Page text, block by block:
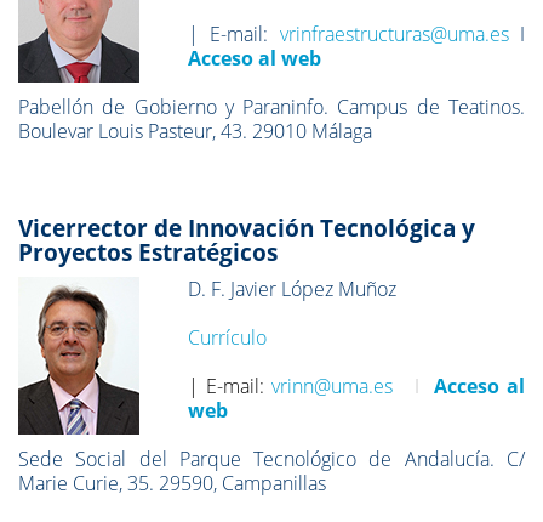
| E-mail: vrinfraestructuras@uma.es I
Acceso al web
Pabellón de Gobierno y Paraninfo. Campus de Teatinos.
Boulevar Louis Pasteur, 43. 29010 Málaga
Vicerrector de Innovación Tecnológica y
Proyectos Estratégicos
D. F. Javier López Muñoz
Currículo
| E-mail: vrinn@uma.es I Acceso al
web
Sede Social del Parque Tecnológico de Andalucía. C/
Marie Curie, 35. 29590, Campanillas